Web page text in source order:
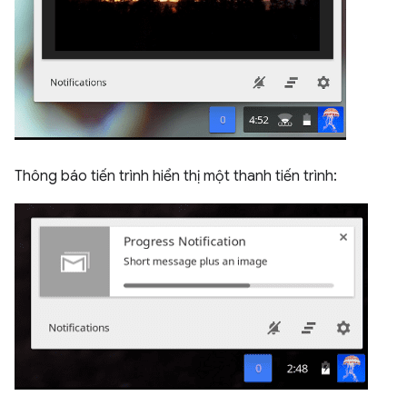
Thông báo tiến trình hiển thị một thanh tiến trình: